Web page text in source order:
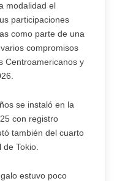
modalidad el
participaciones
como parte de una
compromisos
Centroamericanos y
se instaló en la
con registro
también del cuarto
Tokio.
estuvo poco